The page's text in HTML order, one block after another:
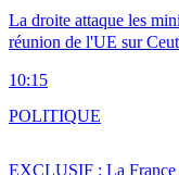
La droite attaque les
réunion de l'UE sur
10:15
EXCLUSIF : La France
POLITIQUE